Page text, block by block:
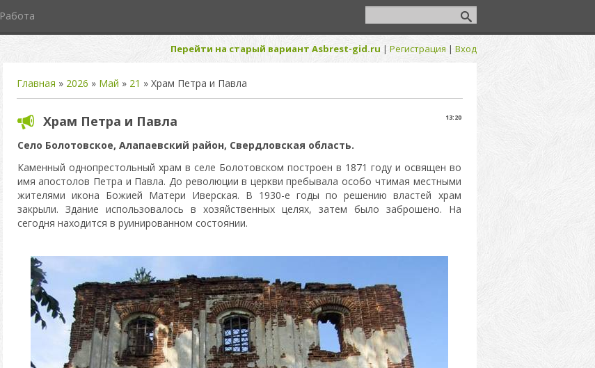
Работа
Перейти на старый вариант Asbrest-gid.ru | Регистрация | Вход
Главная » 2026 » Май » 21 » Храм Петра и Павла
13:20
Храм Петра и Павла
Село Болотовское, Алапаевский район, Свердловская область.
Каменный однопрестольный храм в селе Болотовском построен в 1871 году и освящен во
имя апостолов Петра и Павла. До революции в церкви пребывала особо чтимая местными
жителями икона Божией Матери Иверская. В 1930-е годы по решению властей храм
закрыли. Здание использовалось в хозяйственных целях, затем было заброшено. На
сегодня находится в руинированном состоянии.